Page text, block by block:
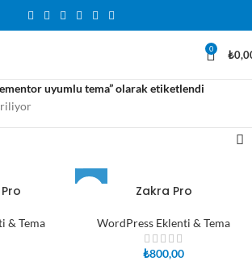
0 ₺
uyumlu tema” olarak etiketlendi
& Tema
Zakra Pro
WordPress Eklenti & Tema
₺800,00